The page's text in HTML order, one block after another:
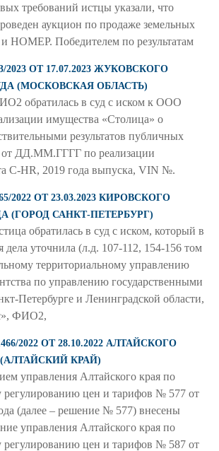
требований истцы указали, что
аукцион по продаже земельных
НОМЕР. Победителем по результатам
ОТ 17.07.2023 ЖУКОВСКОГО
(МОСКОВСКАЯ ОБЛАСТЬ)
обратилась в суд с иском к ООО
имущества «Столица» о
результатов публичных
от ДД.ММ.ГГГГ по реализации
C-HR, 2019 года выпуска, VIN №.
2022 ОТ 23.03.2023 КИРОВСКОГО
(ГОРОД САНКТ-ПЕТЕРБУРГ)
обратилась в суд с иском, который в
дела уточнила (л.д. 107-112, 154-156 том
территориальному управлению
по управлению государственными
Петербурге и Ленинградской области,
ФИО2,
2022 ОТ 28.10.2022 АЛТАЙСКОГО
КРАЙ)
управления Алтайского края по
регулированию цен и тарифов № 577 от
(далее – решение № 577) внесены
управления Алтайского края по
регулированию цен и тарифов № 587 от